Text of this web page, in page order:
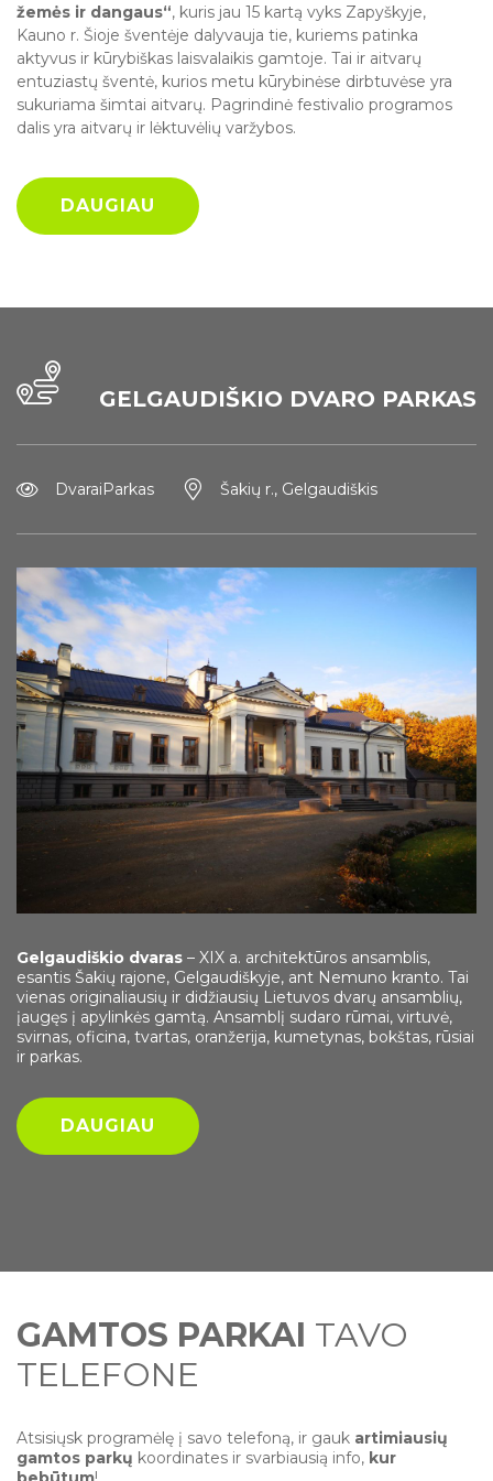
žemės ir dangaus“, kuris jau 15 kartą vyks Zapyškyje,
Kauno r. Šioje šventėje dalyvauja tie, kuriems patinka
aktyvus ir kūrybiškas laisvalaikis gamtoje. Tai ir aitvarų
entuziastų šventė, kurios metu kūrybinėse dirbtuvėse yra
sukuriama šimtai aitvarų. Pagrindinė festivalio programos
dalis yra aitvarų ir lėktuvėlių varžybos.
DAUGIAU
GELGAUDIŠKIO DVARO PARKAS
DvaraiParkas Šakių r., Gelgaudiškis
Gelgaudiškio dvaras – XIX a. architektūros ansamblis,
esantis Šakių rajone, Gelgaudiškyje, ant Nemuno kranto. Tai
vienas originaliausių ir didžiausių Lietuvos dvarų ansamblių,
įaugęs į apylinkės gamtą. Ansamblį sudaro rūmai, virtuvė,
svirnas, oficina, tvartas, oranžerija, kumetynas, bokštas, rūsiai
ir parkas.
DAUGIAU
BOKŠTAS
Apžvalgos bokštas
Merkinės apžvalgos bokštas yra 26 metrų aukščio
dešiniajame Nemuno krante.
DAUGIAU
ŠKĖVONIŲ ATODANGA
Atodangos Birštonas
Viena žinomiausių kvartero amžiaus uolienų atodangų
Nemuno slėnio šlaituose – Škėvonyse (dešiniajame
Nemuno krante, šalia kelio Birštonas – Prienai). Daugiau nei
pusę kilometro besitęsianti atodanga – unikalaus Škėvonių
gūbrio pjūvis. Jos santykinis aukštis – 31 m. Atodangoje
ryškūs dviejų paskutiniųjų ledynmečių ir tarpledynmečio
storio (maždaug 5 m […]
GAMTOS PARKAI TAVO
TELEFONE
Atsisiųsk programėlę į savo telefoną, ir gauk artimiausių
gamtos parkų koordinates ir svarbiausią info, kur